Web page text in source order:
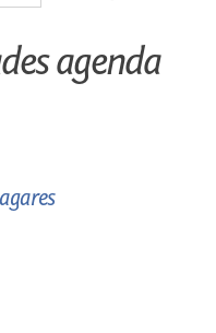
agenda